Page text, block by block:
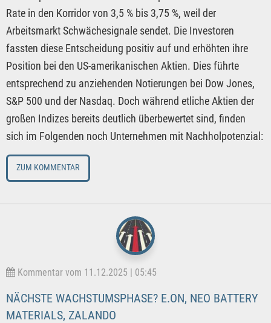
Rate in den Korridor von 3,5 % bis 3,75 %, weil der
Arbeitsmarkt Schwächesignale sendet. Die Investoren
fassten diese Entscheidung positiv auf und erhöhten ihre
Position bei den US-amerikanischen Aktien. Dies führte
entsprechend zu anziehenden Notierungen bei Dow Jones,
S&P 500 und der Nasdaq. Doch während etliche Aktien der
großen Indizes bereits deutlich überbewertet sind, finden
sich im Folgenden noch Unternehmen mit Nachholpotenzial:
ZUM KOMMENTAR
Kommentar vom 11.12.2025 | 05:45
NÄCHSTE WACHSTUMSPHASE? E.ON, NEO BATTERY
MATERIALS, ZALANDO